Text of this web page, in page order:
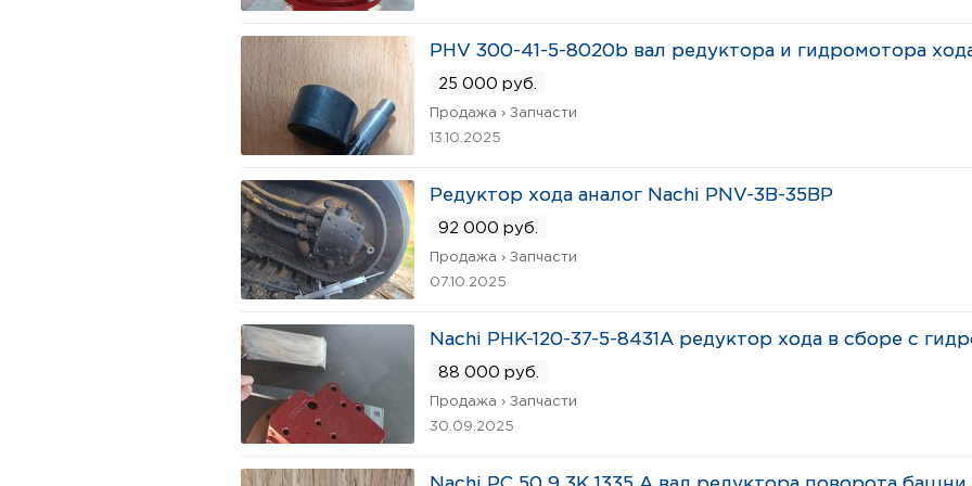
PHV 300-41-5-8020b вал редуктора и гидромотора
25 000 руб.
Продажа › Запчасти
13.10.2025
Редуктор хода аналог Nachi PNV-3B-35BP
92 000 руб.
Продажа › Запчасти
07.10.2025
Nachi PHK-120-37-5-8431A редуктор хода в сборе с
88 000 руб.
Продажа › Запчасти
30.09.2025